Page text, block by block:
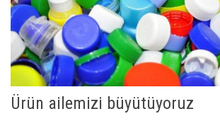
Ürün ailemizi büyütüyoruz